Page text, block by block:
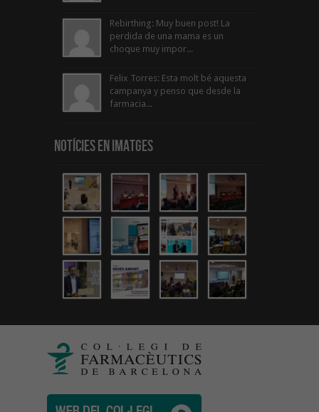
Rebirthing: Muy buen post! La
perdida de una mama es un
choque muy impor...
Felix Torres: Esta molt bé aquesta
campanya y penso que desde la
farmacia...
Notícies en Imatges